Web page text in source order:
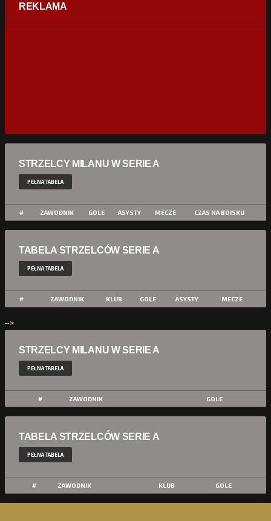
REKLAMA
STRZELCY MILANU W SERIE A
PEŁNA TABELA
# ZAWODNIK GOLE ASYSTY MECZE CZAS NA BOISKU
TABELA STRZELCÓW SERIE A
PEŁNA TABELA
# ZAWODNIK KLUB GOLE ASYSTY MECZE
-->
STRZELCY MILANU W SERIE A
PEŁNA TABELA
# ZAWODNIK GOLE
TABELA STRZELCÓW SERIE A
PEŁNA TABELA
# ZAWODNIK KLUB GOLE